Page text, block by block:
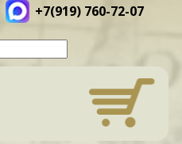
+7(919) 760-72-07